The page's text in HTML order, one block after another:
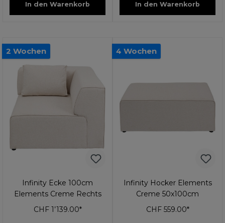
In den Warenkorb In den Warenkorb
2 Wochen
Infinity Ecke 100cm
Elements Creme Rechts
CHF 1’139.00*
4 Wochen
Infinity Hocker Elements
Creme 50x100cm
CHF 559.00*